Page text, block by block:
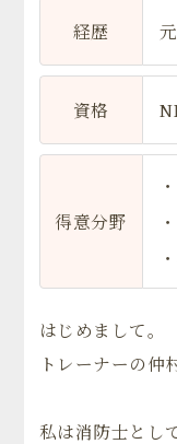
経歴
資格
得意分野
はじめまして。
トレーナーの仲
私は消防士とし